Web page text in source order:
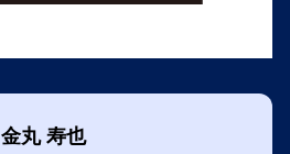
金丸 寿也